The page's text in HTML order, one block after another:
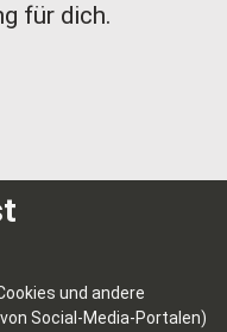
für dich.
zweimal
und einmal
Starttermin
und andere
Social-Media-Portalen)